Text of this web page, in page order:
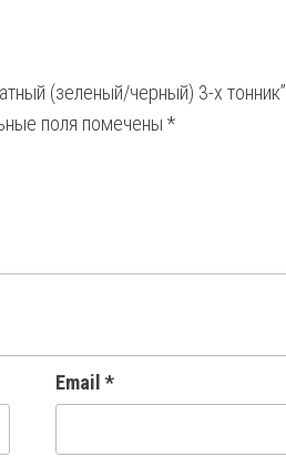
(зеленый/черный) 3-х тонник”
поля помечены *
Email *